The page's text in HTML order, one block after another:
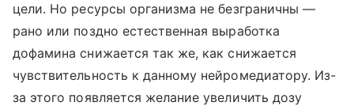
цели. Но ресурсы организма не безграничны —
рано или поздно естественная выработка
дофамина снижается так же, как снижается
чувствительность к данному нейромедиатору. Из-
за этого появляется желание увеличить дозу